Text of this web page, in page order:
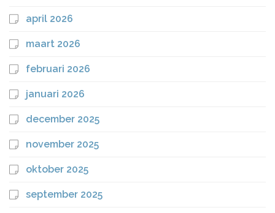
april 2026
maart 2026
februari 2026
januari 2026
december 2025
november 2025
oktober 2025
september 2025